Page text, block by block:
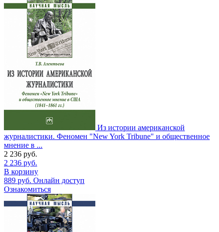
Из истории американской
журналистики. Феномен "New York Tribune" и общественное
мнение в ...
2 236 руб.
2 236 руб.
В корзину
889 руб. Онлайн доступ
Ознакомиться